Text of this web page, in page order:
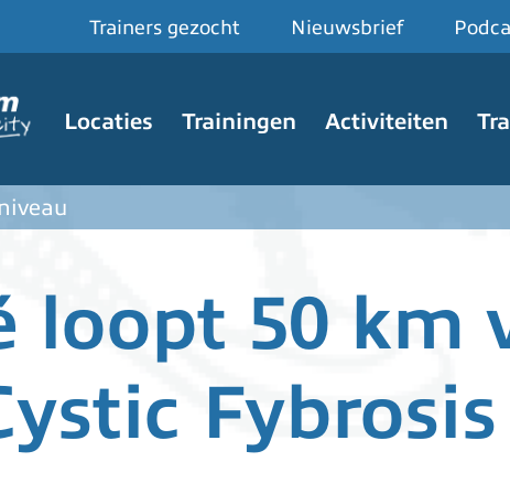
Trainers gezocht Nieuwsbrief
Locaties Trainingen Activiteiten
loopt 50 km
Fybrosis